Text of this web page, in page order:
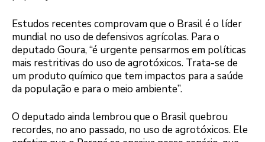
Estudos recentes comprovam que o Brasil é o líder
mundial no uso de defensivos agrícolas. Para o
deputado Goura, “é urgente pensarmos em políticas
mais restritivas do uso de agrotóxicos. Trata-se de
um produto químico que tem impactos para a saúde
da população e para o meio ambiente”.
O deputado ainda lembrou que o Brasil quebrou
recordes, no ano passado, no uso de agrotóxicos. Ele